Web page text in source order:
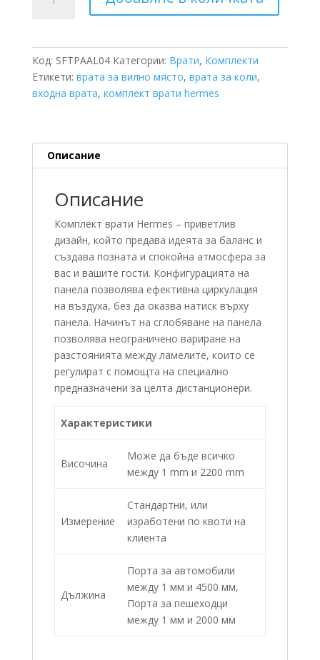
автомобилна
Hermes
Код: SFTPAAL04 Категории: Врати, Комплекти
Етикети: врата за вилно място, врата за коли,
входна врата, комплект врати hermes
Описание
Описание
Комплект врати Hermes – приветлив
дизайн, който предава идеята за баланс и
създава позната и спокойна атмосфера за
вас и вашите гости. Конфигурацията на
панела позволява ефективна циркулация
на въздуха, без да оказва натиск върху
панела. Начинът на сглобяване на панела
позволява неограничено вариране на
разстоянията между ламелите, които се
регулират с помощта на специално
предназначени за целта дистанционери.
Характеристики
Височина
Може да бъде всичко
между 1 mm и 2200 mm
Измерение
Стандартни, или
изработени по квоти на
клиента
Дължина
Порта за автомобили
между 1 мм и 4500 мм,
Порта за пешеходци
между 1 мм и 2000 мм